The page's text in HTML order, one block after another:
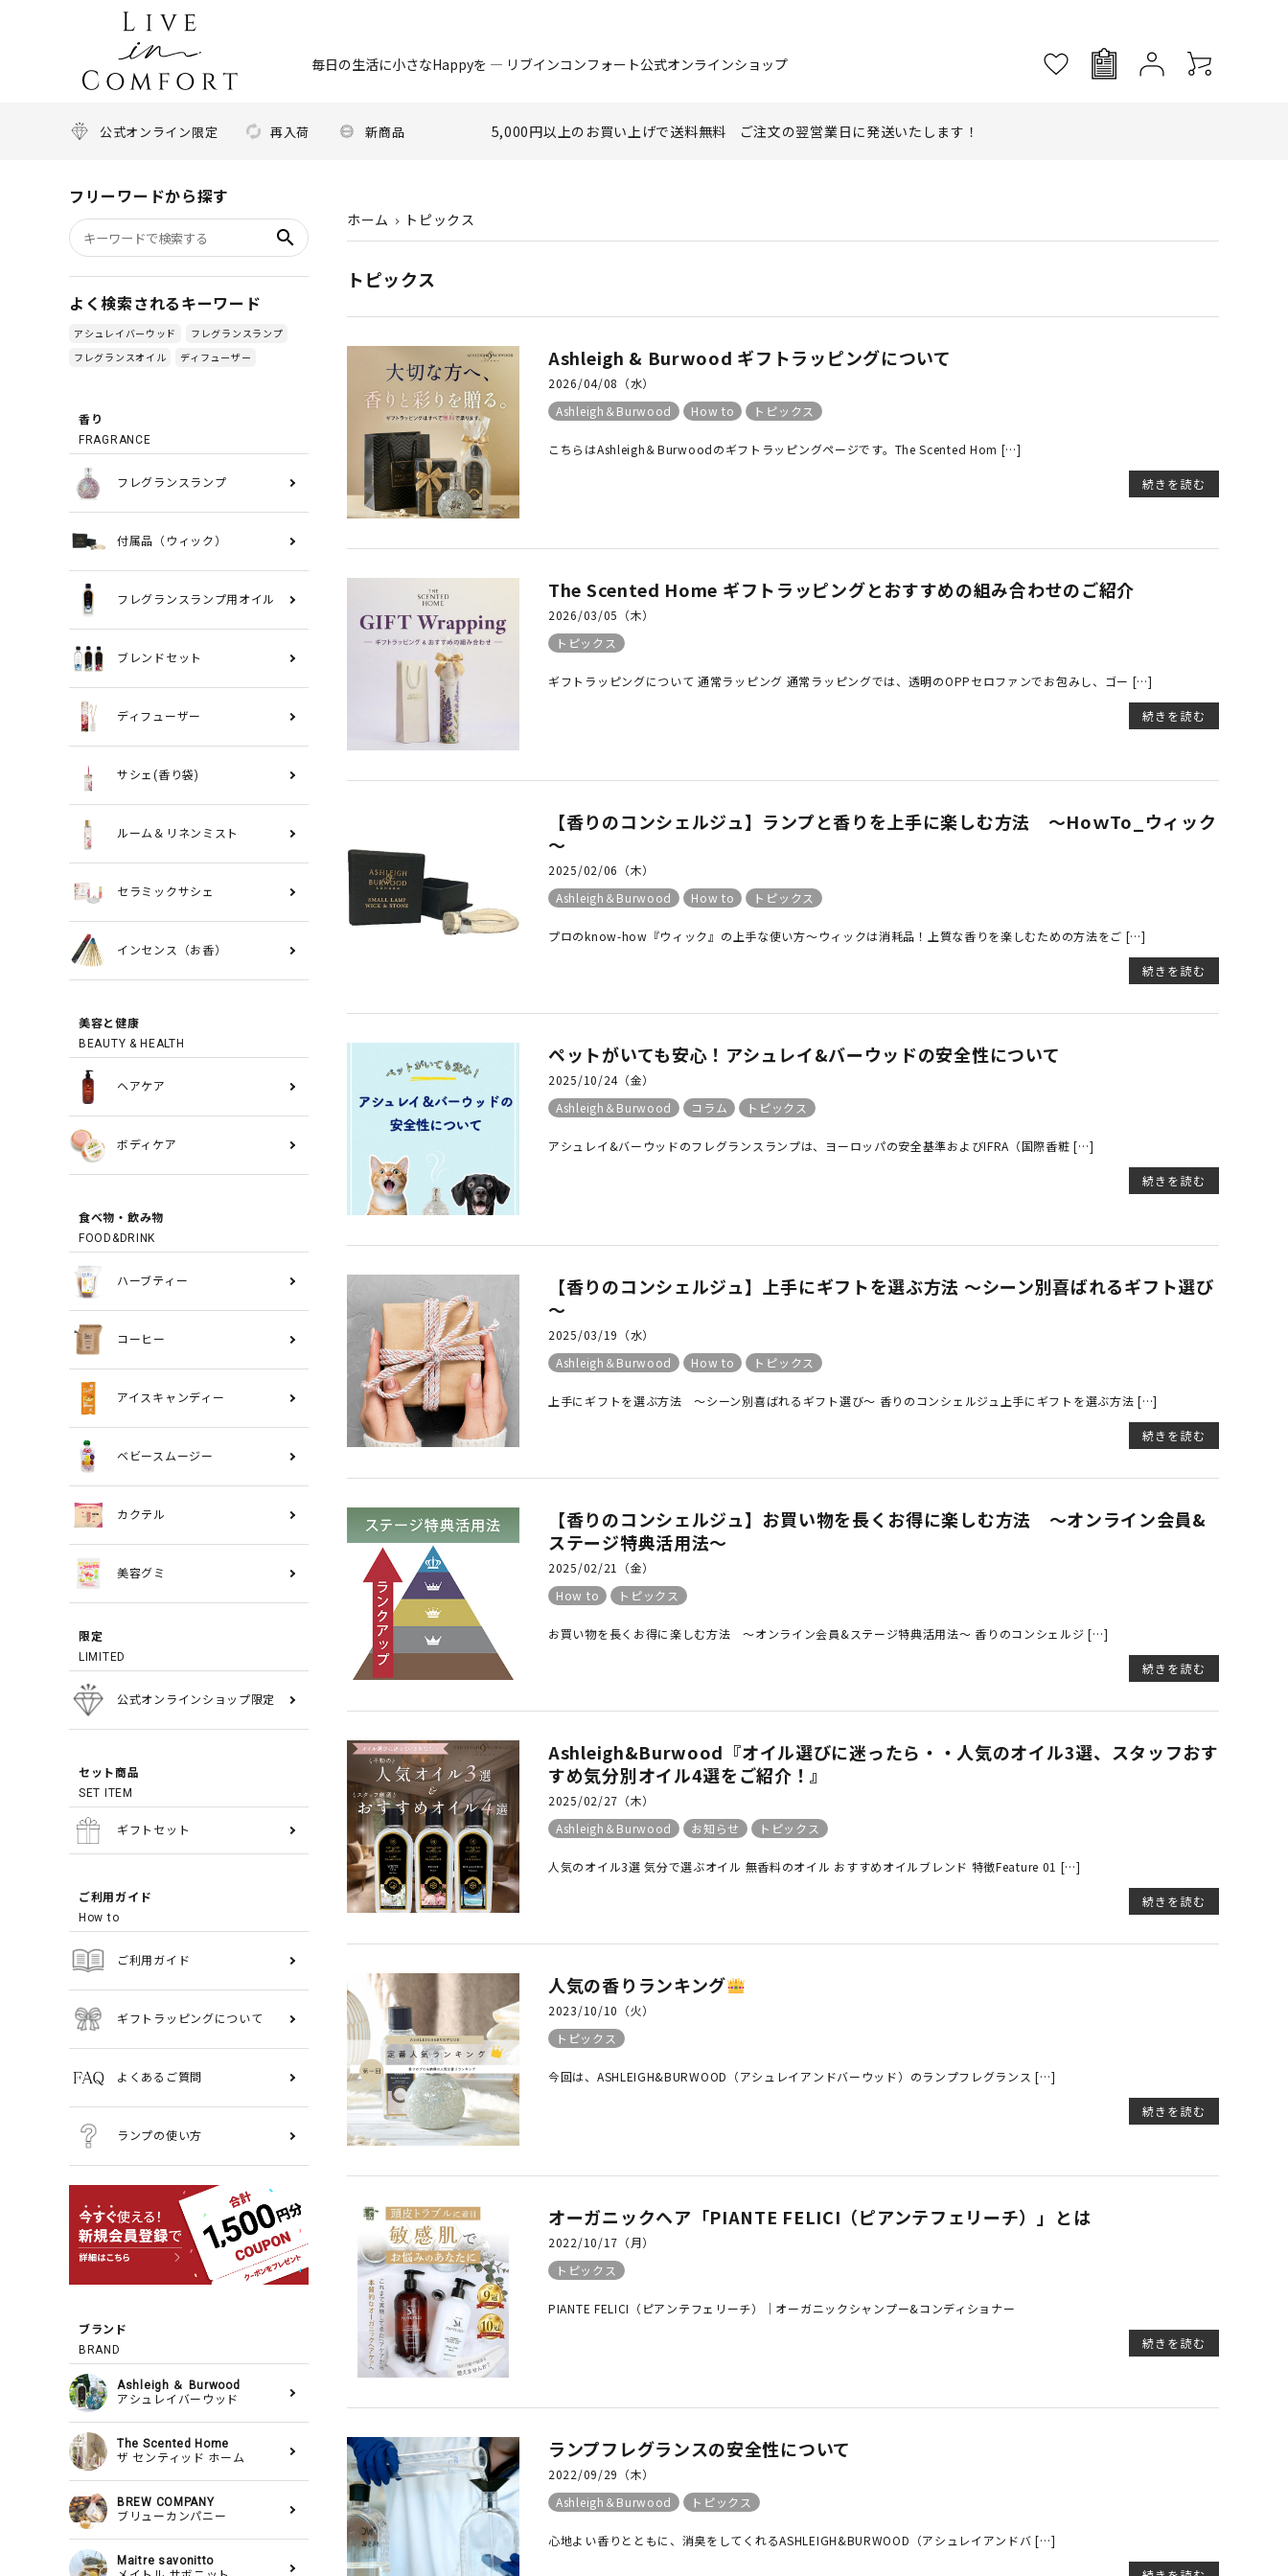
毎日の生活に小さなHappyを ― リブインコンフォート公式オンラインショップ
公式オンライン限定 再入荷 新商品 5,000円以上のお買い上げで送料無料 ご注文の翌営業日に発送いたします！
ホーム トピックス
トピックス
Ashleigh & Burwood ギフトラッピングについて
2026/04/08（水）
Ashleigh＆Burwood
How to トピックス
こちらはAshleigh＆Burwoodのギフトラッピングページです。The Scented Hom […]
続きを読む
The Scented Home ギフトラッピングとおすすめの組み合わせのご紹介
2026/03/05（木）
トピックス
ギフトラッピングについて 通常ラッピング 通常ラッピングでは、透明のOPPセロファンでお包みし、ゴー […]
続きを読む
【香りのコンシェルジュ】ランプと香りを上手に楽しむ方法 ～HoｗTo_ウィック
～
2025/02/06（木）
Ashleigh＆Burwood
How to トピックス
プロのknow-how『ウィック』の上手な使い方～ウィックは消耗品！上質な香りを楽しむための方法をご […]
続きを読む
ペットがいても安心！アシュレイ&バーウッドの安全性について
2025/10/24（金）
Ashleigh＆Burwood
コラム トピックス
アシュレイ&バーウッドのフレグランスランプは、ヨーロッパの安全基準およびIFRA（国際香粧 […]
続きを読む
【香りのコンシェルジュ】上手にギフトを選ぶ方法 ～シーン別喜ばれるギフト選び
～
2025/03/19（水）
Ashleigh＆Burwood
How to トピックス
上手にギフトを選ぶ方法 ～シーン別喜ばれるギフト選び～ 香りのコンシェルジュ上手にギフトを選ぶ方法 […]
続きを読む
【香りのコンシェルジュ】お買い物を長くお得に楽しむ方法 ～オンライン会員&
ステージ特典活用法～
2025/02/21（金）
How to
トピックス
お買い物を長くお得に楽しむ方法 ～オンライン会員&ステージ特典活用法～ 香りのコンシェルジ […]
続きを読む
Ashleigh&Burwood『オイル選びに迷ったら・・人気のオイル3選、スタッフおす
すめ気分別オイル4選をご紹介！』
2025/02/27（木）
Ashleigh＆Burwood
お知らせ トピックス
人気のオイル3選 気分で選ぶオイル 無香料のオイル おすすめオイルブレンド 特徴Feature 01 […]
続きを読む
人気の香りランキング
2023/10/10（火）
トピックス
今回は、ASHLEIGH&BURWOOD（アシュレイアンドバーウッド）のランプフレグランス […]
続きを読む
オーガニックヘア「PIANTE FELICI（ピアンテフェリーチ）」とは
2022/10/17（月）
トピックス
PIANTE FELICI（ピアンテフェリーチ）｜オーガニックシャンプー&コンディショナー
続きを読む
ランプフレグランスの安全性について
2022/09/29（木）
Ashleigh＆Burwood
トピックス
心地よい香りとともに、消臭をしてくれるASHLEIGH&BURWOOD（アシュレイアンドバ […]
フリーワードから探す
search
よく検索されるキーワード
アシュレイバーウッド
フレグランスランプ
フレグランスオイル
ディフューザー
香り
FRAGRANCE
フレグランスランプ
付属品（ウィック）
フレグランスランプ用オイル
ブレンドセット
ディフューザー
サシェ(香り袋)
ルーム＆リネンミスト
セラミックサシェ
インセンス（お香）
美容と健康
BEAUTY & HEALTH
ヘアケア
ボディケア
食べ物・飲み物
FOOD&DRINK
ハーブティー
コーヒー
アイスキャンディー
ベビースムージー
カクテル
美容グミ
限定
LIMITED
公式オンラインショップ限定
セット商品
SET ITEM
ギフトセット
ご利用ガイド
How to
ご利用ガイド
ギフトラッピングについて
よくあるご質問
ランプの使い方
ブランド
BRAND
Ashleigh ＆ Burwood
アシュレイバーウッド
The Scented Home
ザ センティッド ホーム
BREW COMPANY
ブリューカンパニー
Maitre savonitto